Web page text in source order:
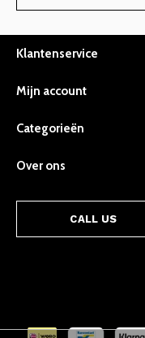
Klantenservice
Mijn account
Categorieën
Over ons
CALL US